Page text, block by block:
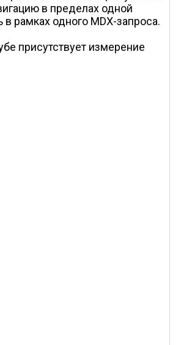
в пределах одной
рамках одного MDX-запроса.
присутствует измерение